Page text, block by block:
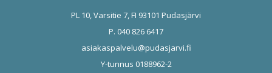
PL 10, Varsitie 7, FI 93101 Pudasjärvi
P. 040 826 6417
asiakaspalvelu@pudasjarvi.fi
Y-tunnus 0188962-2